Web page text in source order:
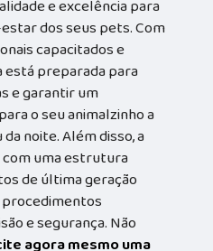
e excelência para
dos seus pets. Com
capacitados e
está preparada para
e garantir um
o seu animalzinho a
noite. Além disso, a
uma estrutura
de última geração
e segurança. Não
agora mesmo uma